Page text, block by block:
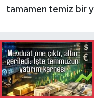
tamamen temiz bir